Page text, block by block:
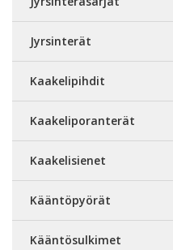
Jyrsinterät
Kaakelipihdit
Kaakeliporanterät
Kaakelisienet
Kääntöpyörät
Kääntösulkimet